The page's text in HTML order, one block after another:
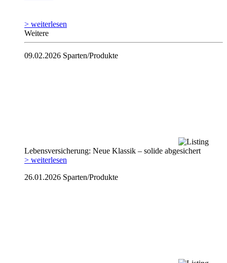
> weiterlesen
Weitere
09.02.2026 Sparten/Produkte
Lebensversicherung: Neue Klassik – solide abgesichert
> weiterlesen
26.01.2026 Sparten/Produkte